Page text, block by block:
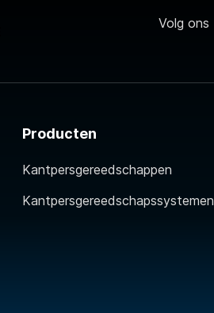
Volg ons
Producten
Kantpersgereedschappen
Kantpersgereedschapssystemen